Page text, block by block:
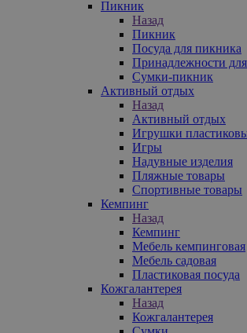
Пикник
Назад
Пикник
Посуда для пикника
Принадлежности
Сумки-пикник
Активный отдых
Назад
Активный отдых
Игрушки
Игры
Надувные изделия
Пляжные товары
Спортивные товары
Кемпинг
Назад
Кемпинг
Мебель кемпинговая
Мебель садовая
Пластиковая посуда
Кожгалантерея
Назад
Кожгалантерея